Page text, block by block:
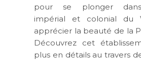
pour se plonger dans
impérial et colonial du
apprécier la beauté de la
Découvrez cet
plus en détails au travers